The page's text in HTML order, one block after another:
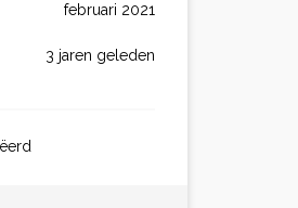
februari 2021
3 jaren geleden